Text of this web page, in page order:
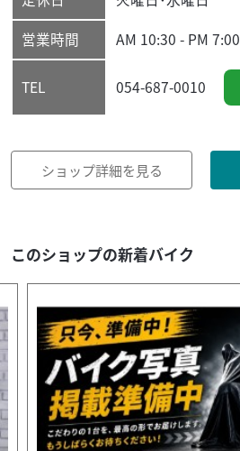
営業時間
AM 10:30 - PM 7:00
TEL 054-687-0010
ショップ詳細を見る
このショップの新着バイク